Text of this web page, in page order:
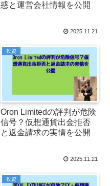
惑と運営会社情報を公開
2025.11.21
投資
Oron Limitedの評判が危険
信号？仮想通貨出金拒否
と返金請求の実情を公開
2025.11.21
投資